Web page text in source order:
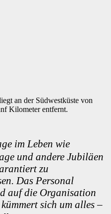
an der Südwestküste von
Kilometer entfernt.
im Leben wie
und andere Jubiläen
zu
Das Personal
auf die Organisation
sich um alles –